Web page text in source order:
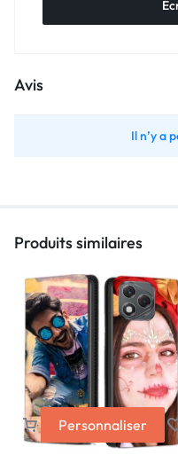
Avis
Il n’y a
Produits similaires
Personnaliser